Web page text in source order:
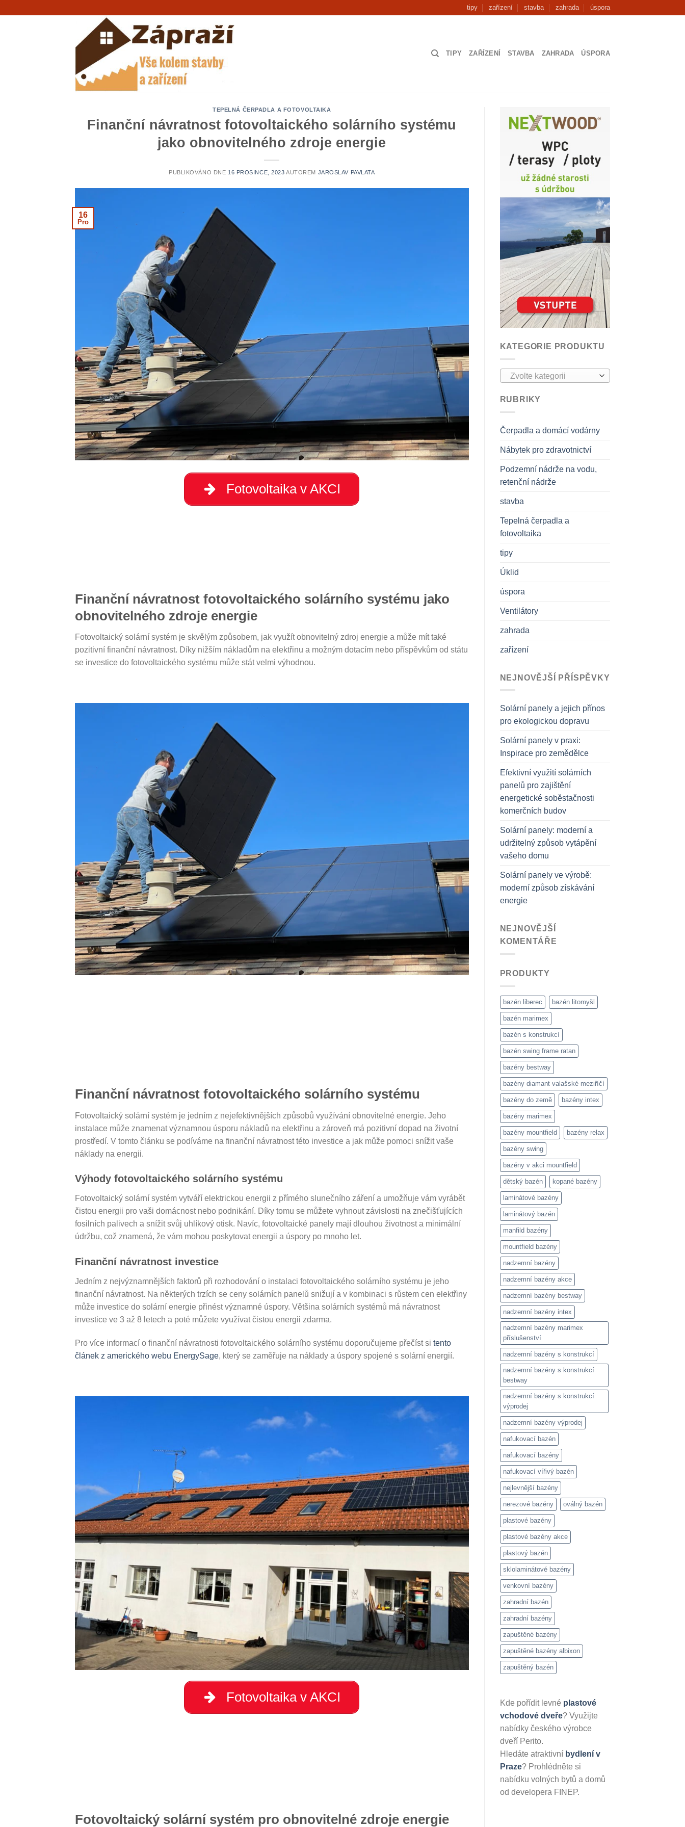
tipy zařízení stavba zahrada úspora
TIPY ZAŘÍZENÍ STAVBA ZAHRADA ÚSPORA
TEPELNÁ ČERPADLA A FOTOVOLTAIKA
Finanční návratnost fotovoltaického solárního systému
jako obnovitelného zdroje energie
PUBLIKOVÁNO DNE 16 PROSINCE, 2023 AUTOREM JAROSLAV PAVLATA
16
Pro
Fotovoltaika v AKCI
Finanční návratnost fotovoltaického solárního systému jako
obnovitelného zdroje energie
Fotovoltaický solární systém je skvělým způsobem, jak využít obnovitelný zdroj energie a může mít také
pozitivní finanční návratnost. Díky nižším nákladům na elektřinu a možným dotacím nebo příspěvkům od státu
se investice do fotovoltaického systému může stát velmi výhodnou.
Finanční návratnost fotovoltaického solárního systému
Fotovoltaický solární systém je jedním z nejefektivnějších způsobů využívání obnovitelné energie. Jeho
instalace může znamenat významnou úsporu nákladů na elektřinu a zároveň má pozitivní dopad na životní
prostředí. V tomto článku se podíváme na finanční návratnost této investice a jak může pomoci snížit vaše
náklady na energii.
Výhody fotovoltaického solárního systému
Fotovoltaický solární systém vytváří elektrickou energii z přímého slunečního záření a umožňuje vám vyrábět
čistou energii pro vaši domácnost nebo podnikání. Díky tomu se můžete vyhnout závislosti na znečišťujících
fosilních palivech a snížit svůj uhlíkový otisk. Navíc, fotovoltaické panely mají dlouhou životnost a minimální
údržbu, což znamená, že vám mohou poskytovat energii a úspory po mnoho let.
Finanční návratnost investice
Jedním z nejvýznamnějších faktorů při rozhodování o instalaci fotovoltaického solárního systému je jeho
finanční návratnost. Na některých trzích se ceny solárních panelů snižují a v kombinaci s růstem cen elektřiny
může investice do solární energie přinést významné úspory. Většina solárních systémů má návratnost
investice ve 3 až 8 letech a poté můžete využívat čistou energii zdarma.
Pro více informací o finanční návratnosti fotovoltaického solárního systému doporučujeme přečíst si tento
článek z amerického webu EnergySage, který se zaměřuje na náklady a úspory spojené s solární energií.
Fotovoltaika v AKCI
Fotovoltaický solární systém pro obnovitelné zdroje energie
KATEGORIE PRODUKTU
Zvolte kategorii
RUBRIKY
Čerpadla a domácí vodárny
Nábytek pro zdravotnictví
Podzemní nádrže na vodu,
retenční nádrže
stavba
Tepelná čerpadla a
fotovoltaika
tipy
Úklid
úspora
Ventilátory
zahrada
zařízení
NEJNOVĚJŠÍ PŘÍSPĚVKY
Solární panely a jejich přínos
pro ekologickou dopravu
Solární panely v praxi:
Inspirace pro zemědělce
Efektivní využití solárních
panelů pro zajištění
energetické soběstačnosti
komerčních budov
Solární panely: moderní a
udržitelný způsob vytápění
vašeho domu
Solární panely ve výrobě:
moderní způsob získávání
energie
NEJNOVĚJŠÍ
KOMENTÁŘE
PRODUKTY
bazén liberec bazén litomyšl
bazén marimex
bazén s konstrukcí
bazén swing frame ratan
bazény bestway
bazény diamant valašské meziříčí
bazény do země bazény intex
bazény marimex
bazény mountfield bazény relax
bazény swing
bazény v akci mountfield
dětský bazén kopané bazény
laminátové bazény
laminátový bazén
manfild bazény
mountfield bazény
nadzemní bazény
nadzemní bazény akce
nadzemní bazény bestway
nadzemní bazény intex
nadzemní bazény marimex
příslušenství
nadzemní bazény s konstrukcí
nadzemní bazény s konstrukcí
bestway
nadzemní bazény s konstrukcí
výprodej
nadzemní bazény výprodej
nafukovací bazén
nafukovací bazény
nafukovací vířivý bazén
nejlevnější bazény
nerezové bazény oválný bazén
plastové bazény
plastové bazény akce
plastový bazén
sklolaminátové bazény
venkovní bazény
zahradní bazén
zahradní bazény
zapuštěné bazény
zapuštěné bazény albixon
zapuštěný bazén
Kde pořídit levné plastové
vchodové dveře? Využijte
nabídky českého výrobce
dveří Perito.
Hledáte atraktivní bydlení v
Praze? Prohlédněte si
nabídku volných bytů a domů
od developera FINEP.